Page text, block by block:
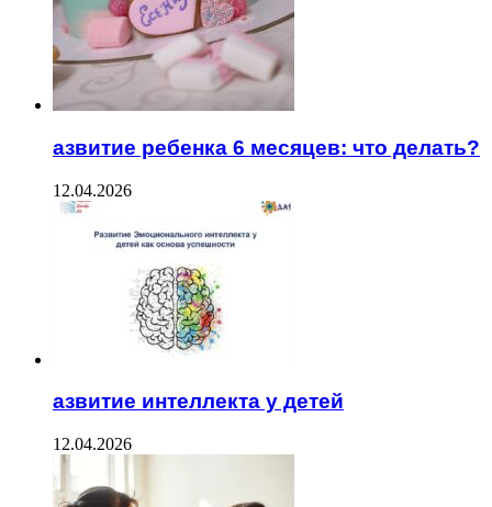
азвитие ребенка 6 месяцев: что делать?
12.04.2026
азвитие интеллекта у детей
12.04.2026